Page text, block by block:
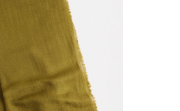
Uporedi